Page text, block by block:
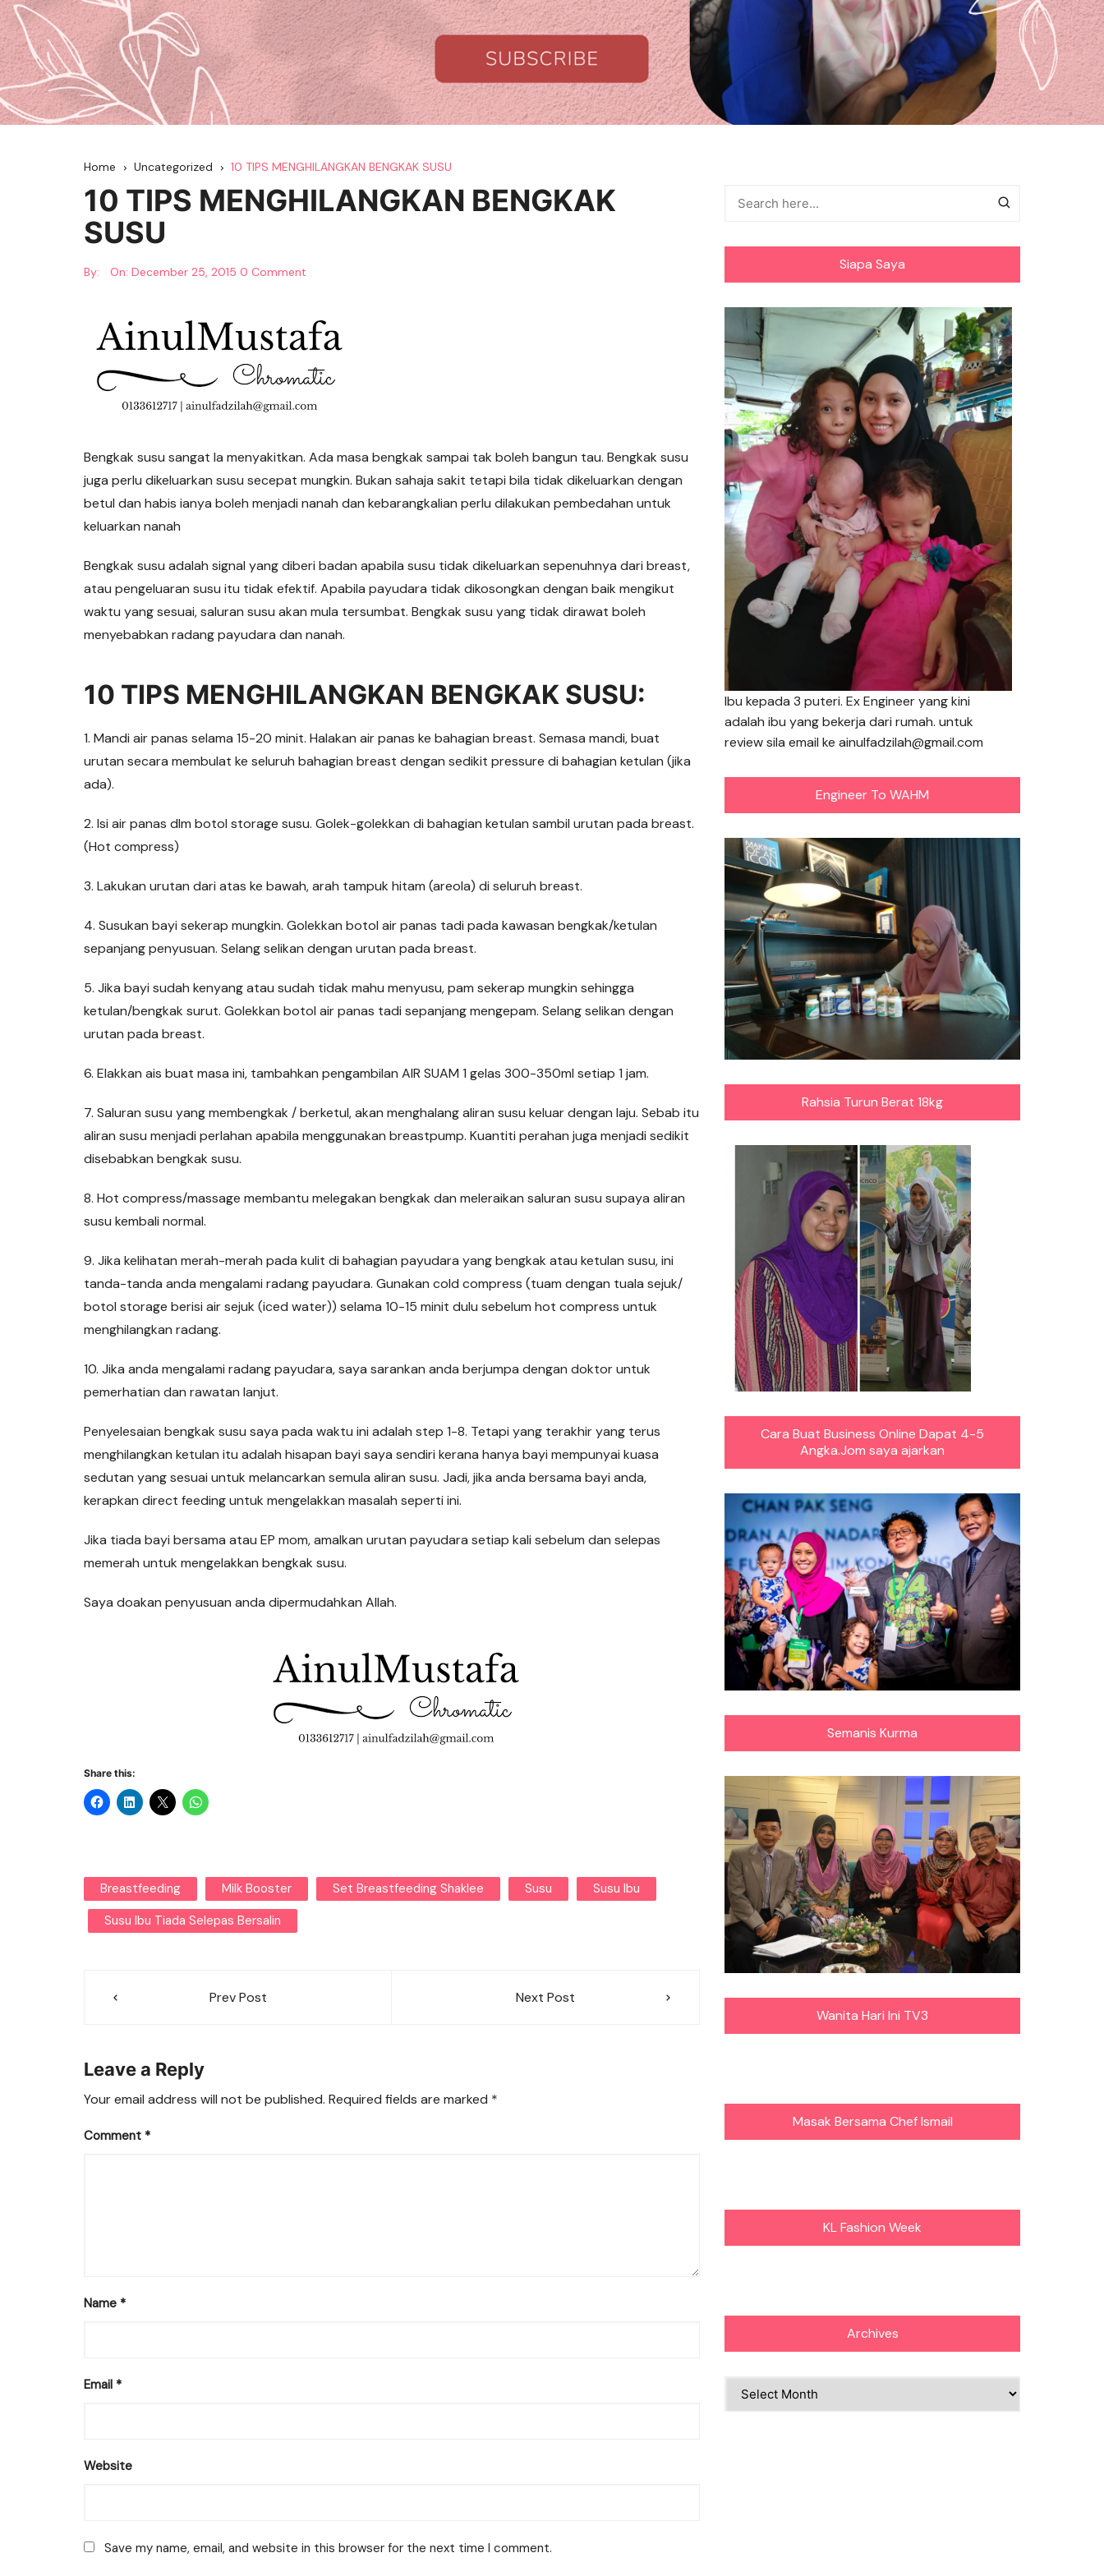
Home Uncategorized 10 TIPS MENGHILANGKAN BENGKAK SUSU
10 TIPS MENGHILANGKAN BENGKAK
SUSU
By: On: December 25, 2015 0 Comment
Bengkak susu sangat la menyakitkan. Ada masa bengkak sampai tak boleh bangun tau. Bengkak susu
juga perlu dikeluarkan susu secepat mungkin. Bukan sahaja sakit tetapi bila tidak dikeluarkan dengan
betul dan habis ianya boleh menjadi nanah dan kebarangkalian perlu dilakukan pembedahan untuk
keluarkan nanah
Bengkak susu adalah signal yang diberi badan apabila susu tidak dikeluarkan sepenuhnya dari breast,
atau pengeluaran susu itu tidak efektif. Apabila payudara tidak dikosongkan dengan baik mengikut
waktu yang sesuai, saluran susu akan mula tersumbat. Bengkak susu yang tidak dirawat boleh
menyebabkan radang payudara dan nanah.
10 TIPS MENGHILANGKAN BENGKAK SUSU:
1. Mandi air panas selama 15-20 minit. Halakan air panas ke bahagian breast. Semasa mandi, buat
urutan secara membulat ke seluruh bahagian breast dengan sedikit pressure di bahagian ketulan (jika
ada).
2. Isi air panas dlm botol storage susu. Golek-golekkan di bahagian ketulan sambil urutan pada breast.
(Hot compress)
3. Lakukan urutan dari atas ke bawah, arah tampuk hitam (areola) di seluruh breast.
4. Susukan bayi sekerap mungkin. Golekkan botol air panas tadi pada kawasan bengkak/ketulan
sepanjang penyusuan. Selang selikan dengan urutan pada breast.
5. Jika bayi sudah kenyang atau sudah tidak mahu menyusu, pam sekerap mungkin sehingga
ketulan/bengkak surut. Golekkan botol air panas tadi sepanjang mengepam. Selang selikan dengan
urutan pada breast.
6. Elakkan ais buat masa ini, tambahkan pengambilan AIR SUAM 1 gelas 300-350ml setiap 1 jam.
7. Saluran susu yang membengkak / berketul, akan menghalang aliran susu keluar dengan laju. Sebab itu
aliran susu menjadi perlahan apabila menggunakan breastpump. Kuantiti perahan juga menjadi sedikit
disebabkan bengkak susu.
8. Hot compress/massage membantu melegakan bengkak dan meleraikan saluran susu supaya aliran
susu kembali normal.
9. Jika kelihatan merah-merah pada kulit di bahagian payudara yang bengkak atau ketulan susu, ini
tanda-tanda anda mengalami radang payudara. Gunakan cold compress (tuam dengan tuala sejuk/
botol storage berisi air sejuk (iced water)) selama 10-15 minit dulu sebelum hot compress untuk
menghilangkan radang.
10. Jika anda mengalami radang payudara, saya sarankan anda berjumpa dengan doktor untuk
pemerhatian dan rawatan lanjut.
Penyelesaian bengkak susu saya pada waktu ini adalah step 1-8. Tetapi yang terakhir yang terus
menghilangkan ketulan itu adalah hisapan bayi saya sendiri kerana hanya bayi mempunyai kuasa
sedutan yang sesuai untuk melancarkan semula aliran susu. Jadi, jika anda bersama bayi anda,
kerapkan direct feeding untuk mengelakkan masalah seperti ini.
Jika tiada bayi bersama atau EP mom, amalkan urutan payudara setiap kali sebelum dan selepas
memerah untuk mengelakkan bengkak susu.
Saya doakan penyusuan anda dipermudahkan Allah.
Share this:
Breastfeeding Milk Booster Set Breastfeeding Shaklee Susu
Susu Ibu
Susu Ibu Tiada Selepas Bersalin
Prev Post Next Post
Leave a Reply
Your email address will not be published. Required fields are marked *
Comment *
Name *
Email *
Website
Save my name, email, and website in this browser for the next time I comment.
Siapa Saya
Ibu kepada 3 puteri. Ex Engineer yang kini
adalah ibu yang bekerja dari rumah. untuk
review sila email ke ainulfadzilah@gmail.com
Engineer To WAHM
Rahsia Turun Berat 18kg
Cara Buat Business Online Dapat 4-5
Angka.Jom saya ajarkan
Semanis Kurma
Wanita Hari Ini TV3
Masak Bersama Chef Ismail
KL Fashion Week
Archives
Archives